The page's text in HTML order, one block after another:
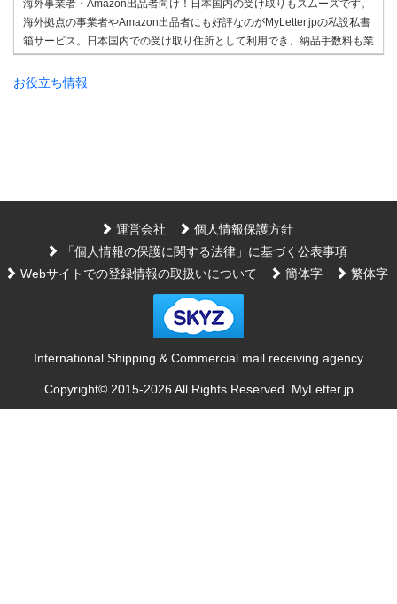
海外事業者・Amazon出品者向け！日本国内の受け取りもスムーズです。
海外拠点の事業者やAmazon出品者にも好評なのがMyLetter.jpの私設私書
箱サービス。日本国内での受け取り住所として利用でき、納品手数料も業
す。ご相談はお気軽にどうぞ。
ビジネスシーンでは、紙の書類を電子データ化する流れが加速していま
す。MyLetter.jpのビジネスプランでは、受け取った郵便物や書類をスキャ
能です。業務効率化やペーパーレス化を目指す企業様におすすめです。
ビジネスの現場では、紙からデジタルへのシフトがどんどん進んでいま
してPDFに変換、メールでサクッとお届け。 FAXで届いた書類もデータ
化できるから、ペーパーレス化も業務の効率アップもばっちり！ “紙の管
お役立ち情報
運営会社
個人情報保護方針
「個人情報の保護に関する法律」に基づく公表事項
Webサイトでの登録情報の取扱いについて
簡体字 繁体字
International Shipping & Commercial mail receiving agency
Copyright© 2015-2026 All Rights Reserved. MyLetter.jp